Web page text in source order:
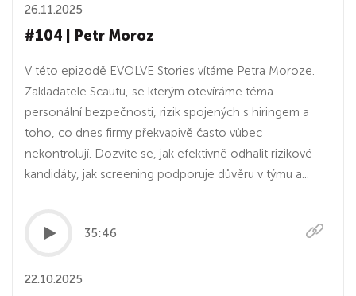
26.11.2025
#104 | Petr Moroz
V této epizodě EVOLVE Stories vítáme Petra Moroze.
Zakladatele Scautu, se kterým otevíráme téma
personální bezpečnosti, rizik spojených s hiringem a
toho, co dnes firmy překvapivě často vůbec
nekontrolují. Dozvíte se, jak efektivně odhalit rizikové
kandidáty, jak screening podporuje důvěru v týmu a...
35:46
22.10.2025